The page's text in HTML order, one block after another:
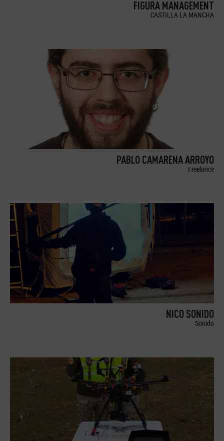
FIGURA MANAGEMENT
CASTILLA LA MANCHA
PABLO CAMARENA ARROYO
Freelance
NICO SONIDO
Sonido